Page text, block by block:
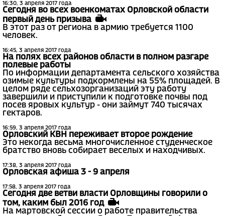
16:30, 3 апреля 2017 года
Сегодня во всех военкоматах Орловской области
первый день призыва
В этот раз от региона в армию требуется 1100
человек.
16:45, 3 апреля 2017 года
На полях всех районов области в полном разгаре
полевые работы
По информации департамента сельского хозяйства
озимые культуры подкормлены на 55% площадей. В
целом ряде сельхозорганизаций эту работу
завершили и приступили к подготовке почвы под
посев яровых культур - они займут 740 тысячах
гектаров.
16:59, 3 апреля 2017 года
Орловский КВН переживает второе рождение
Это некогда весьма многочисленное студенческое
братство вновь собирает веселых и находчивых.
17:38, 3 апреля 2017 года
Орловская афиша 3 - 9 апреля
17:58, 3 апреля 2017 года
Сегодня две ветви власти Орловщины говорили о
том, каким был 2016 год
На мартовской сессии о работе правительства